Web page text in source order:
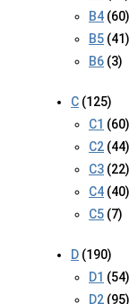
B4 (60)
B5 (41)
B6 (3)
C (125)
C1 (60)
C2 (44)
C3 (22)
C4 (40)
C5 (7)
D (190)
D1 (54)
D2 (95)